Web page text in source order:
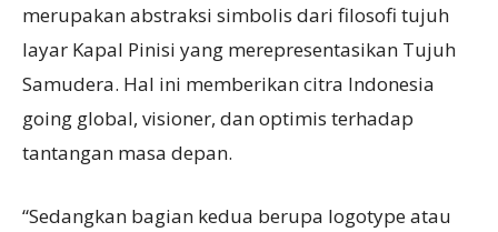
merupakan abstraksi simbolis dari filosofi tujuh
layar Kapal Pinisi yang merepresentasikan Tujuh
Samudera. Hal ini memberikan citra Indonesia
going global, visioner, dan optimis terhadap
tantangan masa depan.
“Sedangkan bagian kedua berupa logotype atau